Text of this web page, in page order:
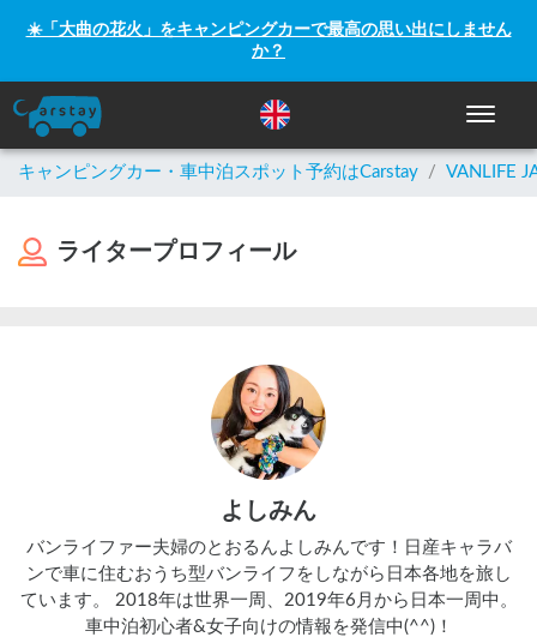
☀️「大曲の花火」をキャンピングカーで最高の思い出にしません
か？
ナビゲ
キャンピングカー・車中泊スポット予約はCarstay / VANLIFE
ライタープロフィール
よしみん
バンライファー夫婦のとおるんよしみんです！日産キャラバ
ンで車に住むおうち型バンライフをしながら日本各地を旅し
ています。 2018年は世界一周、2019年6月から日本一周中。
車中泊初心者&女子向けの情報を発信中(^^)！